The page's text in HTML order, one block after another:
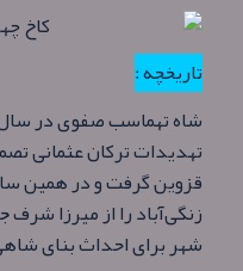
تاریخچه :
تهدیدات ترکان عثمانی
قزوین گرفت و در همین
زنگی‌آباد را از میرزا
شهر برای احداث بنای